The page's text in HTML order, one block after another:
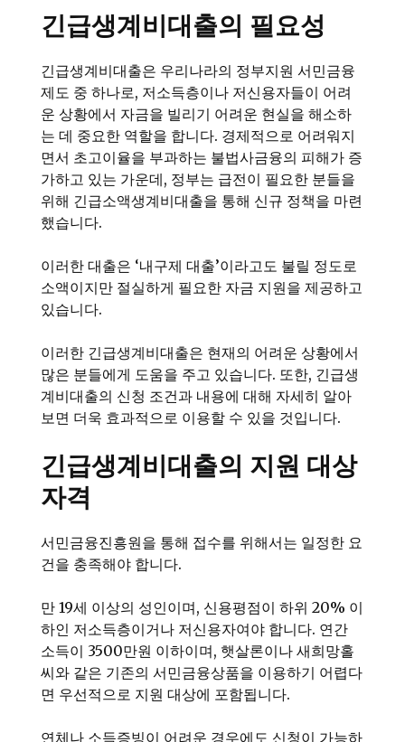
긴급생계비대출의 필요성
긴급생계비대출은 우리나라의 정부지원 서민금융
제도 중 하나로, 저소득층이나 저신용자들이 어려
운 상황에서 자금을 빌리기 어려운 현실을 해소하
는 데 중요한 역할을 합니다. 경제적으로 어려워지
면서 초고이율을 부과하는 불법사금융의 피해가 증
가하고 있는 가운데, 정부는 급전이 필요한 분들을
위해 긴급소액생계비대출을 통해 신규 정책을 마련
했습니다.
이러한 대출은 ‘내구제 대출’이라고도 불릴 정도로
소액이지만 절실하게 필요한 자금 지원을 제공하고
있습니다.
이러한 긴급생계비대출은 현재의 어려운 상황에서
많은 분들에게 도움을 주고 있습니다. 또한, 긴급생
계비대출의 신청 조건과 내용에 대해 자세히 알아
보면 더욱 효과적으로 이용할 수 있을 것입니다.
긴급생계비대출의 지원 대상
자격
서민금융진흥원을 통해 접수를 위해서는 일정한 요
건을 충족해야 합니다.
만 19세 이상의 성인이며, 신용평점이 하위 20% 이
하인 저소득층이거나 저신용자여야 합니다. 연간
소득이 3500만원 이하이며, 햇살론이나 새희망홀
씨와 같은 기존의 서민금융상품을 이용하기 어렵다
면 우선적으로 지원 대상에 포함됩니다.
연체나 소득증빙이 어려운 경우에도 신청이 가능하